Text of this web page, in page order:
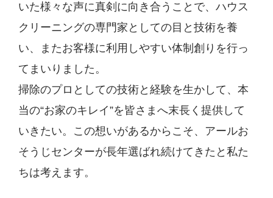
いた様々な声に真剣に向き合うことで、ハウス
クリーニングの専門家としての目と技術を養
い、またお客様に利用しやすい体制創りを行っ
てまいりました。
掃除のプロとしての技術と経験を生かして、本
当の“お家のキレイ”を皆さまへ末長く提供して
いきたい。この想いがあるからこそ、アールお
そうじセンターが長年選ばれ続けてきたと私た
ちは考えます。